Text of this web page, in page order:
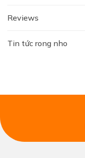
Reviews
Tin tức rong nho